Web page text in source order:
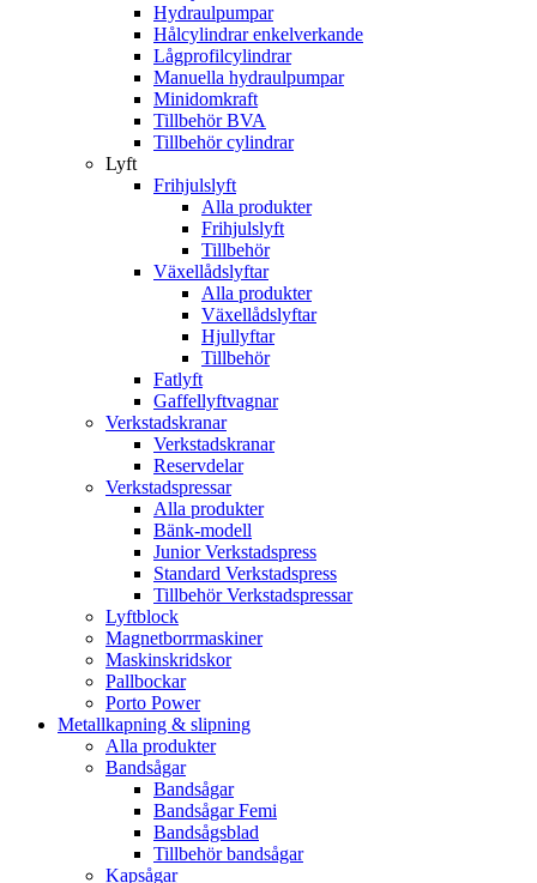
Hydraulpumpar
Hålcylindrar enkelverkande
Lågprofilcylindrar
Manuella hydraulpumpar
Minidomkraft
Tillbehör BVA
Tillbehör cylindrar
Lyft
Frihjulslyft
Alla produkter
Frihjulslyft
Tillbehör
Växellådslyftar
Alla produkter
Växellådslyftar
Hjullyftar
Tillbehör
Fatlyft
Gaffellyftvagnar
Verkstadskranar
Verkstadskranar
Reservdelar
Verkstadspressar
Alla produkter
Bänk-modell
Junior Verkstadspress
Standard Verkstadspress
Tillbehör Verkstadspressar
Lyftblock
Magnetborrmaskiner
Maskinskridskor
Pallbockar
Porto Power
Metallkapning & slipning
Alla produkter
Bandsågar
Bandsågar
Bandsågar Femi
Bandsågsblad
Tillbehör bandsågar
Kapsågar